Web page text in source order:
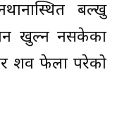
बल्खु
खुल्न नसकेका
शव फेला परेको